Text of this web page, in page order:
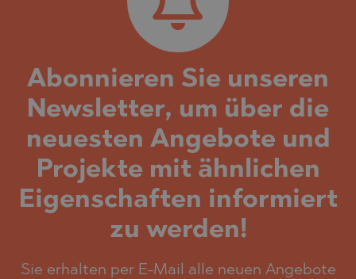
Abonnieren Sie unseren
Newsletter, um über die
neuesten Angebote und
Projekte mit ähnlichen
Eigenschaften informiert
zu werden!
Sie erhalten per E-Mail alle neuen Angebote